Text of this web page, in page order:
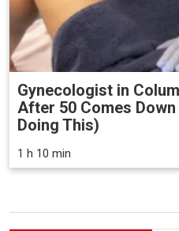
Gynecologist in
After 50 Comes
Doing This)
1 h 10 min